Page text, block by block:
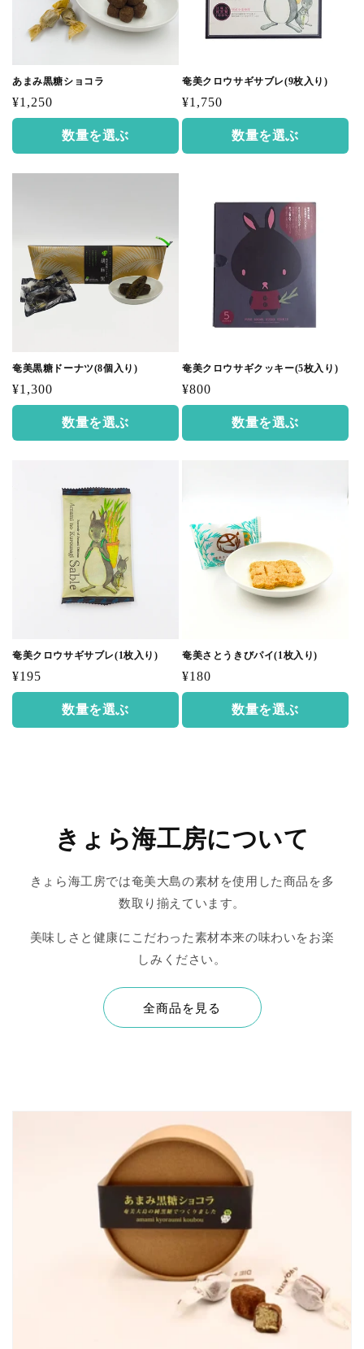
あまみ黒糖ショコラ
通
常
格
¥1,250
数量を選ぶ
奄美クロウサギサブレ(9枚入り)
通
常
格
¥1,750
数量を選ぶ
奄美黒糖ドーナツ(8個入り)
通
常
格
¥1,300
数量を選ぶ
奄美クロウサギクッキー(5枚入り)
通
常
格
¥800
数量を選ぶ
奄美クロウサギサブレ(1枚入り)
通
常
格
¥195
数量を選ぶ
奄美さとうきびパイ(1枚入り)
通
常
格
¥180
数量を選ぶ
きょら海工房について
きょら海工房では奄美大島の素材を使用した商品を多
数取り揃えています。
美味しさと健康にこだわった素材本来の味わいをお楽
しみください。
全商品を見る